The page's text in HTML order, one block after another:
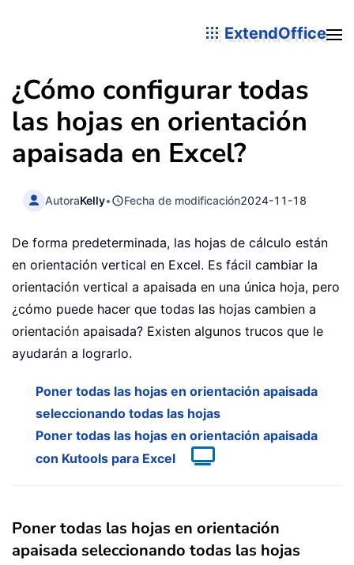
ExtendOffice
¿Cómo configurar todas
las hojas en orientación
apaisada en Excel?
AutoraKelly• Fecha de modificación2024-11-18
De forma predeterminada, las hojas de cálculo están
en orientación vertical en Excel. Es fácil cambiar la
orientación vertical a apaisada en una única hoja, pero
¿cómo puede hacer que todas las hojas cambien a
orientación apaisada? Existen algunos trucos que le
ayudarán a lograrlo.
Poner todas las hojas en orientación apaisada
seleccionando todas las hojas
Poner todas las hojas en orientación apaisada
con Kutools para Excel
Poner todas las hojas en orientación
apaisada seleccionando todas las hojas